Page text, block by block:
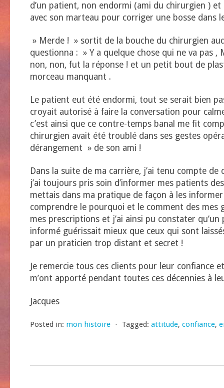
d’un patient, non endormi (ami du chirurgien )
avec son marteau pour corriger une bosse dans
» Merde ! » sortit de la bouche du chirurgien
questionna : » Y a quelque chose qui ne va pas ,
non, non, fut la réponse ! et un petit bout de
morceau manquant .
Le patient eut été endormi, tout se serait bien
croyait autorisé à faire la conversation pour
c’est ainsi que ce contre-temps banal me fit
chirurgien avait été troublé dans ses gestes
dérangement » de son ami !
Dans la suite de ma carrière, j’ai tenu compte de
j’ai toujours pris soin d’informer mes patients
mettais dans ma pratique de façon à les
comprendre le pourquoi et le comment des mes
mes prescriptions et j’ai ainsi pu constater
informé guérissait mieux que ceux qui sont
par un praticien trop distant et secret !
Je remercie tous ces clients pour leur confiance
m’ont apporté pendant toutes ces décennies à
Jacques
Posted in: mon histoire ⋅ Tagged: attitude, confiance,